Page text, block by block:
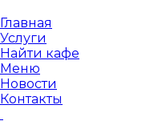
Главная
Услуги
Найти кафе
Меню
Новости
Контакты